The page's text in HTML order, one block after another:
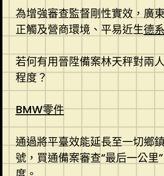
為增強審查監督剛性實效，廣
正觸及營商環境、平易近生德
若何有用晉陞備案林天秤對兩
程度？
BMW零件
通過將平臺效能延長至一切鄉
號，買通備案審查“最后一公